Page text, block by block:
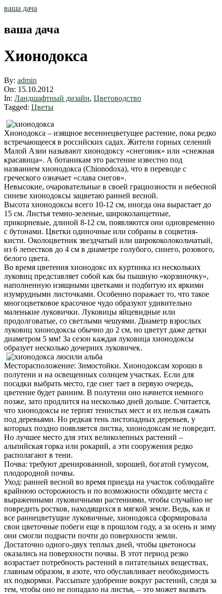
Skip
ваша дача
ваша дача
Хионодокса
By: admin
On: 15.10.2012
In: Ландшафтный дизайн, Цветоводство
Tagged: Цветы
Хионодокса – изящное весеннецветущее растение, пока редко
встречающееся в российских садах. Жители горных селений
Малой Азии называют хионодоксу «снеговик» или «снежная
красавица». А ботаникам это растение известно под
названием хионодокса (Chionodoxa), что в переводе с
греческого означает «слава снегов».
Невысокие, очаровательные в своей грациозности и небесной
синеве хионодоксы зацветаю ранней весной.
Высота хионодоксы всего 10-12 см, иногда она вырастает до
15 см. Листья темно-зеленые, широколанцетные,
прикорневые, длиной 8-12 см, появляются они одновременно
с бутонами. Цветки одиночные или собраны в соцветия-
кисти. Околоцветник звездчатый или ширококолокольчатый,
из 6 лепестков до 4 см в диаметре голубого, синего, розового,
белого цвета.
Во время цветения хионодокс их куртинка из нескольких
луковиц представляет собой как бы пышную «корзиночку»,
наполненную изящными цветками и подбитую их яркими
изумрудными листочками. Особенно поражает то, что такое
многоцветковое красочное чудо образуют удивительно
маленькие луковички. Луковицы яйцевидные или
продолговатые, со светлыми чешуями. Диаметр взрослых
луковиц хионодоксы обычно до 2 см, но цветут даже детки
диаметром 5 мм! За сезон каждая луковица хионодоксы
образует несколько дочерних луковичек.
Месторасположение: Зимостойки. Хионодоксам хорошо в
полутени и на освещенных солнцем участках. Если для
посадки выбрать место, где снег тает в первую очередь,
цветение будет ранним. В полутени оно начнется немного
позже, зато продлится на несколько дней дольше. Считается,
что хионодоксы не терпят тенистых мест и их нельзя сажать
под деревьями. Но редкая тень листопадных деревьев, у
которых поздно появляется листва, хионодоксам не повредит.
Но лучшее место для этих великолепных растений –
альпийская горка или рокарий, а эти сооружения редко
располагают в тени.
Почва: требуют дренированной, хорошей, богатой гумусом,
плодородной почвы.
Уход: ранней весной во время приезда на участок соблюдайте
крайнюю осторожность и по возможности обходите места с
выраженными луковичными растениями, чтобы случайно не
повредить ростков, находящихся в мягкой земле. Ведь, как и
все раннецветущие луковичные, хионодокса сформировала
свои цветочные побеги еще в прошлом году, а за осень и зиму
они смогли подрасти почти до поверхности земли.
Достаточно одного-двух теплых дней, чтобы цветоносы
оказались на поверхности почвы. В этот период резко
возрастает потребность растений в питательных веществах,
главным образом, в азоте, что обуславливает необходимость
их подкормки. Рассыпьте удобрение вокруг растений, следя за
тем, чтобы оно не попадало на листья, – это может вызвать